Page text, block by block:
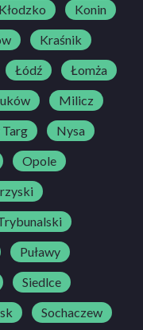
Kłodzko
Konin
Kraśnik
Łódź
Łomża
Milicz
Nysa
Opole
Puławy
Siedlce
Sochaczew